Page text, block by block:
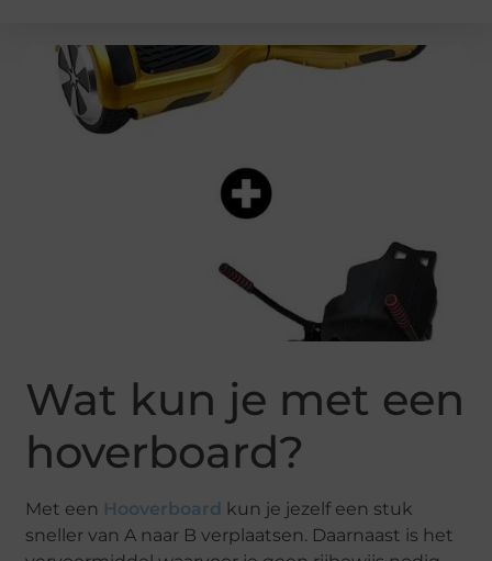
Wat kun je met een
hoverboard?
Met een Hooverboard kun je jezelf een stuk
sneller van A naar B verplaatsen. Daarnaast is het